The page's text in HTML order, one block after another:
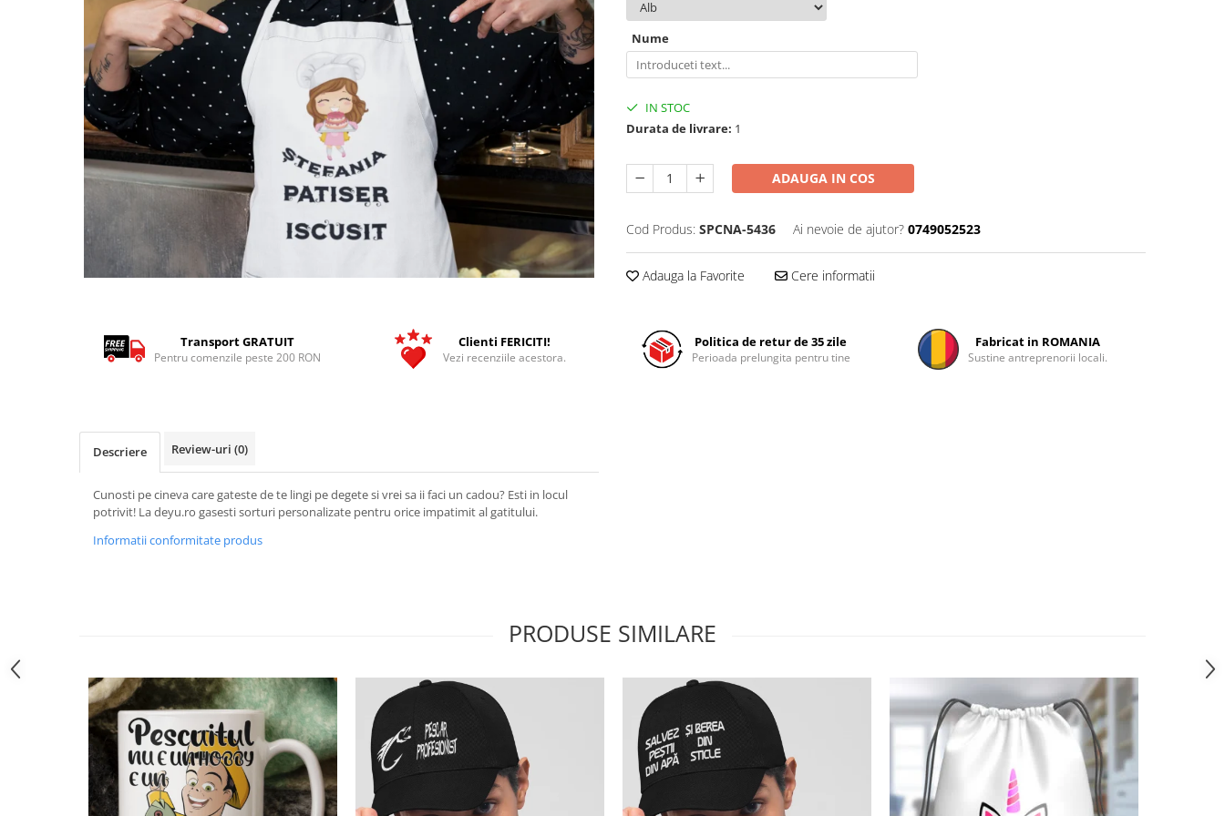
Tricouri Mecanici
Tricouri Fermieri
Tricouri Bere
Tricouri Auto
Tricouri Rock si Tribal
Tricouri Aniversare
Tricouri Burlaci
Tricouri Motivationale
Tricouri Stari
Tricouri Mesaje Virale
Tricouri Vesele
Nume
IN STOC
Durata de livrare: 1
ADAUGA IN COS
Cod Produs: SPCNA-5436 Ai nevoie de ajutor? 0749052523
Adauga la Favorite Cere informatii
Transport GRATUIT
Pentru comenzile peste 200 RON
Clienti FERICITI!
Vezi recenziile acestora.
Politica de retur de 35 zile
Perioada prelungita pentru tine
Fabricat in ROMANIA
Sustine antreprenorii locali.
Descriere Review-uri (0)
Cunosti pe cineva care gateste de te lingi pe degete si vrei sa ii faci un cadou? Esti in locul
potrivit! La deyu.ro gasesti sorturi personalizate pentru orice impatimit al gatitului.
Informatii conformitate produs
PRODUSE SIMILARE